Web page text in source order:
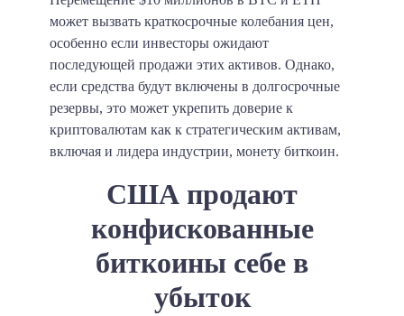
может вызвать краткосрочные колебания цен,
особенно если инвесторы ожидают
последующей продажи этих активов. Однако,
если средства будут включены в долгосрочные
резервы, это может укрепить доверие к
криптовалютам как к стратегическим активам,
включая и лидера индустрии, монету биткоин.​
США продают
конфискованные
биткоины себе в
убыток